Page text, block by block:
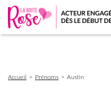
d'Ariane
Accueil Prénoms Austin